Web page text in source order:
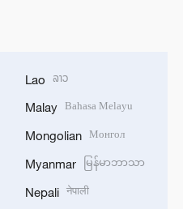
Lao ລາວ
Malay Bahasa Melayu
Mongolian Монгол
Myanmar မြန်မာဘာသာ
Nepali नेपाली